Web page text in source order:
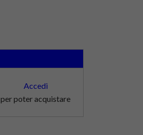
Accedi
per poter acquistare